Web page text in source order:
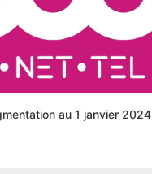
au 1 janvier 2024